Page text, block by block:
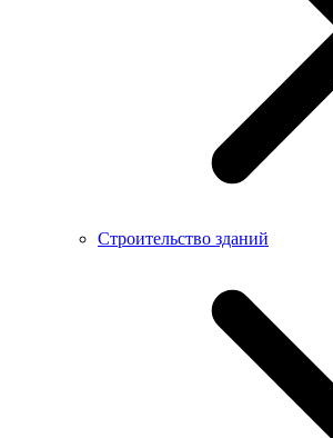
Строительство зданий